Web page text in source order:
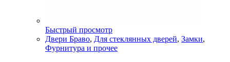
Быстрый просмотр
Двери Браво, Для стеклянных дверей, Замки,
Фурнитура и прочее